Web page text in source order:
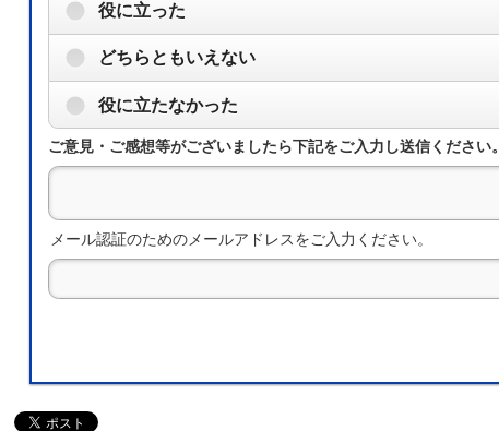
役に立った
どちらともいえない
役に立たなかった
ご意見・ご感想等がございましたら下記をご入力し送信ください。
メール認証のためのメールアドレスをご入力ください。